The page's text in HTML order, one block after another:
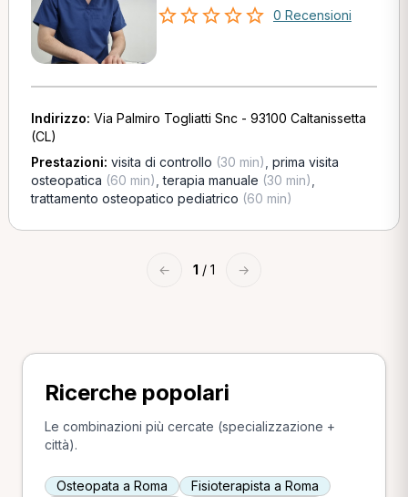
0 Recensioni
Indirizzo: Via Palmiro Togliatti Snc - 93100 Caltanissetta
(CL)
Prestazioni: visita di controllo (30 min) prima visita
osteopatica (60 min) ,terapia manuale (30 min)
trattamento osteopatico pediatrico (60 min)
← 1 / 1 →
Ricerche popolari
Le combinazioni più cercate (specializzazione +
città).
Osteopata a Roma
Fisioterapista a Roma